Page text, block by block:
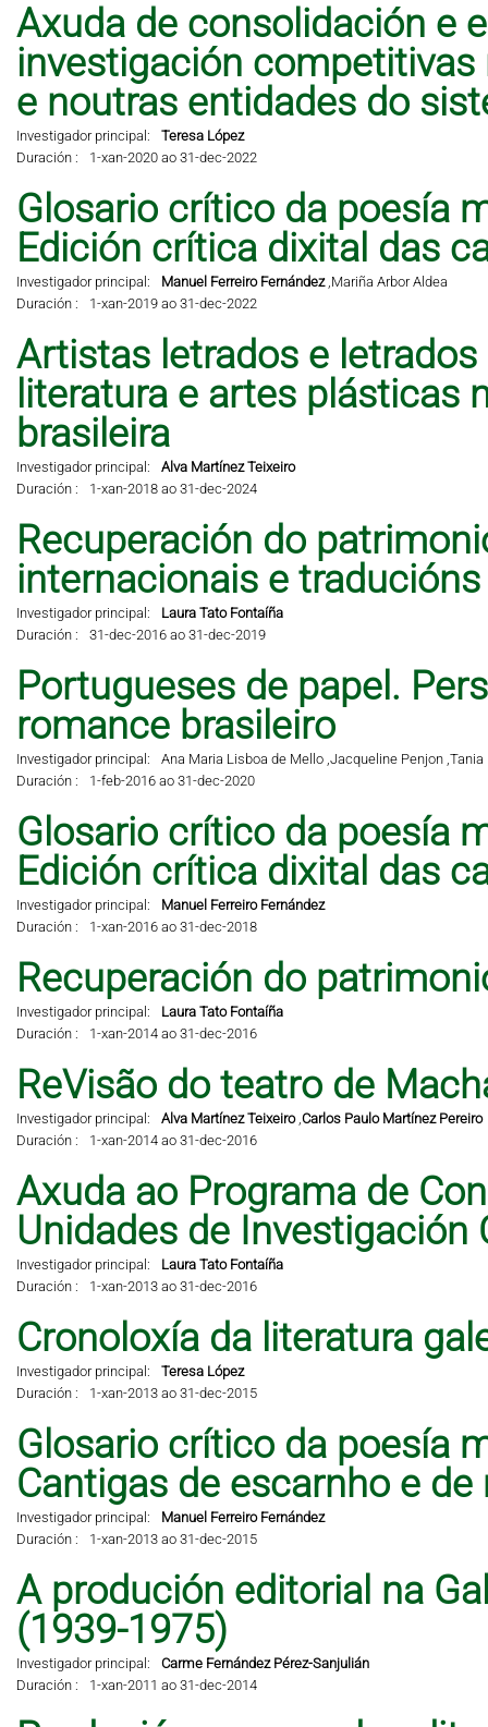
Axuda de consolidación e
investigación competitivas
e noutras entidades do
Investigador principal:
Teresa López
Duración :
1-xan-2020 ao 31-dec-2022
Glosario crítico da poesía
Edición crítica dixital das
Investigador principal: Manuel Ferreiro Fernández,Mariña Arbor Aldea
Duración :
1-xan-2019 ao 31-dec-2022
Artistas letrados e
literatura e artes plásticas
brasileira
Investigador principal:
Alva Martínez Teixeiro
Duración :
1-xan-2018 ao 31-dec-2024
Recuperación do
internacionais e traducións
Investigador principal:
Laura Tato Fontaíña
Duración :
31-dec-2016 ao 31-dec-2019
Portugueses de papel.
romance brasileiro
Investigador principal: Ana Maria Lisboa de Mello ,Jacqueline Penjon ,Tania
Duración :
1-feb-2016 ao 31-dec-2020
Glosario crítico da poesía
Edición crítica dixital das
Investigador principal:
Manuel Ferreiro Fernández
Duración :
1-xan-2016 ao 31-dec-2018
Recuperación do
Investigador principal:
Laura Tato Fontaíña
Duración :
1-xan-2014 ao 31-dec-2016
ReVisão do teatro de
Investigador principal: Alva Martínez Teixeiro,Carlos Paulo Martínez Pereiro
Duración :
1-xan-2014 ao 31-dec-2016
Axuda ao Programa de
Unidades de Investigación
Investigador principal:
Laura Tato Fontaíña
Duración :
1-xan-2013 ao 31-dec-2016
Cronoloxía da literatura
Investigador principal:
Teresa López
Duración :
1-xan-2013 ao 31-dec-2015
Glosario crítico da poesía
Cantigas de escarnho e de
Investigador principal:
Manuel Ferreiro Fernández
Duración :
1-xan-2013 ao 31-dec-2015
A produción editorial na
(1939-1975)
Investigador principal:
Carme Fernández Pérez-Sanjulián
Duración :
1-xan-2011 ao 31-dec-2014